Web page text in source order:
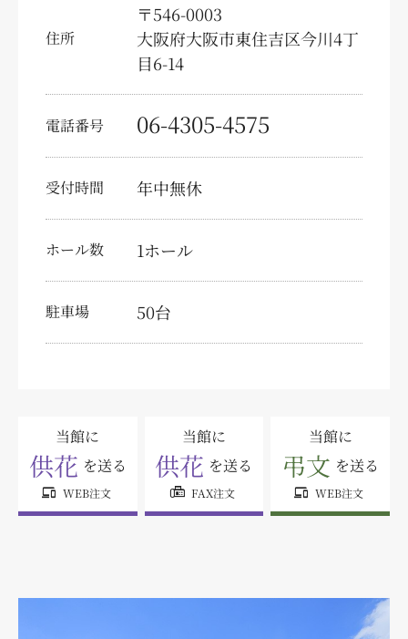
住所
〒546-0003
大阪府大阪市東住吉区今川4丁
目6-14
電話番号 06-4305-4575
受付時間 年中無休
ホール数 1ホール
駐車場 50台
当館に
供花 を送る
devices WEB注文
当館に
供花 を送る
fax FAX注文
当館に
弔文 を送る
devices WEB注文
テレビコマーシャル
お問い合わせ・資料請求
弔文申込
サイトマップ